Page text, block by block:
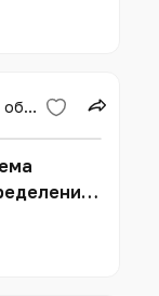
Некоммерческое акционерное общество «Западно-Казахстанский аграрно-технический университет имени Жангир хана»